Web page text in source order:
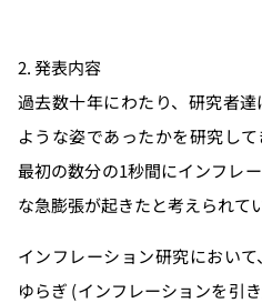
2. 発表内容
過去数十年にわたり、研究者
ような姿であったかを研究し
最初の数分の1秒間にインフレ
な急膨張が起きたと考えられて
インフレーション研究におい
ゆらぎ (インフレーションを引